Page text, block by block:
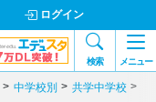
ログイン
検索 メニュー
中学校別 共学中学校